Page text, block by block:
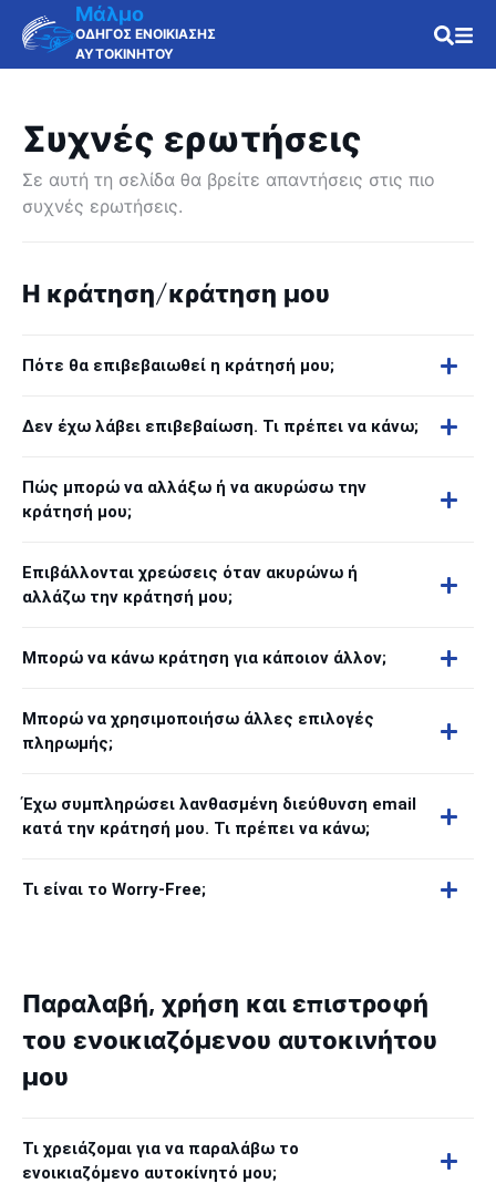
Μάλμο
ΟΔΗΓΟΣ ΕΝΟΙΚΙΑΣΗΣ
ΑΥΤΟΚΙΝΗΤΟΥ
Συχνές ερωτήσεις
Σε αυτή τη σελίδα θα βρείτε απαντήσεις στις πιο
συχνές ερωτήσεις.
Η κράτηση/κράτηση μου
Πότε θα επιβεβαιωθεί η κράτησή μου;
Δεν έχω λάβει επιβεβαίωση. Τι πρέπει να κάνω;
Πώς μπορώ να αλλάξω ή να ακυρώσω την
κράτησή μου;
Επιβάλλονται χρεώσεις όταν ακυρώνω ή
αλλάζω την κράτησή μου;
Μπορώ να κάνω κράτηση για κάποιον άλλον;
Μπορώ να χρησιμοποιήσω άλλες επιλογές
πληρωμής;
Έχω συμπληρώσει λανθασμένη διεύθυνση email
κατά την κράτησή μου. Τι πρέπει να κάνω;
Τι είναι το Worry-Free;
Παραλαβή, χρήση και επιστροφή
του ενοικιαζόμενου αυτοκινήτου
μου
Τι χρειάζομαι για να παραλάβω το
ενοικιαζόμενο αυτοκίνητό μου;